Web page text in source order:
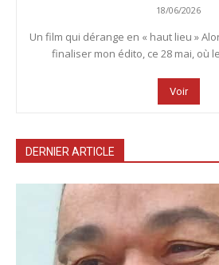
18/06/2026
Un film qui dérange en « haut lieu »
finaliser mon édito, ce 28 mai, où
Voir
DERNIER ARTICLE